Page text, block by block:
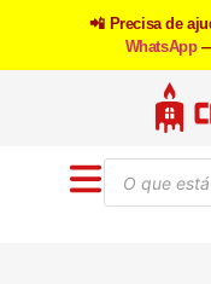
📲 Precisa de
WhatsApp